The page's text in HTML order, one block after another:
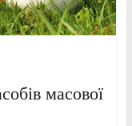
масової